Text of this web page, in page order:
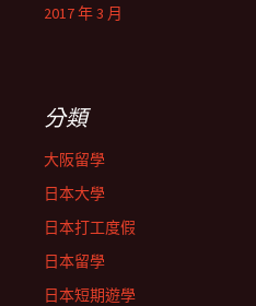
2017 年 3 月
分類
大阪留學
日本大學
日本打工度假
日本留學
日本短期遊學